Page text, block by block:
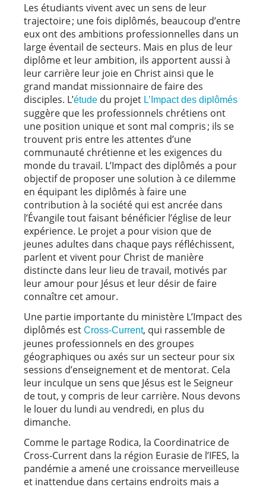
Les étudiants vivent avec un sens de leur
trajectoire ; une fois diplômés, beaucoup d’entre
eux ont des ambitions professionnelles dans un
large éventail de secteurs. Mais en plus de leur
diplôme et leur ambition, ils apportent aussi à
leur carrière leur joie en Christ ainsi que le
grand mandat missionnaire de faire des
disciples. L’étude du projet L’Impact des diplômés
suggère que les professionnels chrétiens ont
une position unique et sont mal compris ; ils se
trouvent pris entre les attentes d’une
communauté chrétienne et les exigences du
monde du travail. L’Impact des diplômés a pour
objectif de proposer une solution à ce dilemme
en équipant les diplômés à faire une
contribution à la société qui est ancrée dans
l’Évangile tout faisant bénéficier l’église de leur
expérience. Le projet a pour vision que de
jeunes adultes dans chaque pays réfléchissent,
parlent et vivent pour Christ de manière
distincte dans leur lieu de travail, motivés par
leur amour pour Jésus et leur désir de faire
connaître cet amour.
Une partie importante du ministère L’Impact des
diplômés est Cross-Current, qui rassemble de
jeunes professionnels en des groupes
géographiques ou axés sur un secteur pour six
sessions d’enseignement et de mentorat. Cela
leur inculque un sens que Jésus est le Seigneur
de tout, y compris de leur carrière. Nous devons
le louer du lundi au vendredi, en plus du
dimanche.
Comme le partage Rodica, la Coordinatrice de
Cross-Current dans la région Eurasie de l’IFES, la
pandémie a amené une croissance merveilleuse
et inattendue dans certains endroits mais a